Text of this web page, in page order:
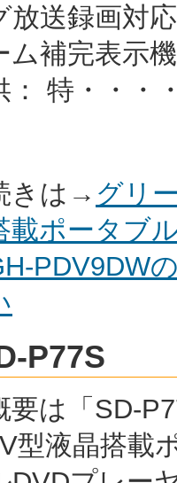
放送録画対
ム補完表示
： 特・・・
きは→ グリ
載ポータブ
PDV9DW
P77S
要は「SD-
型液晶搭載